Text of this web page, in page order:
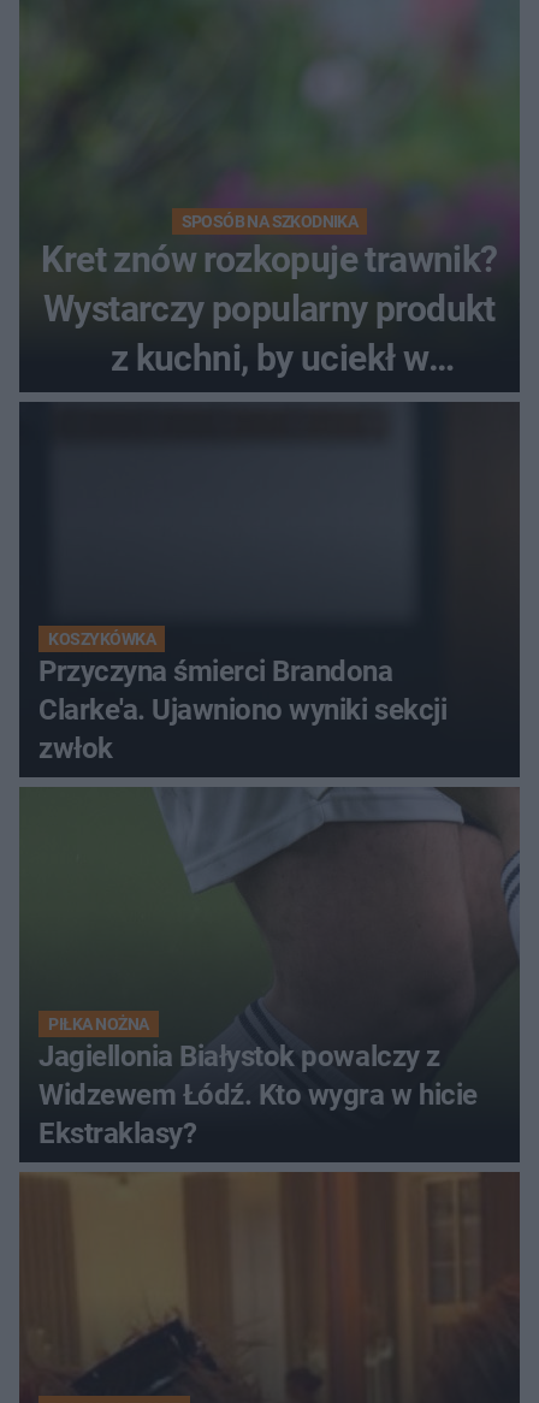
SPOSÓB NA SZKODNIKA
Kret znów rozkopuje trawnik?
Wystarczy popularny produkt
z kuchni, by uciekł w
popłochu
KOSZYKÓWKA
Przyczyna śmierci Brandona
Clarke'a. Ujawniono wyniki sekcji
zwłok
PIŁKA NOŻNA
Jagiellonia Białystok powalczy z
Widzewem Łódź. Kto wygra w hicie
Ekstraklasy?